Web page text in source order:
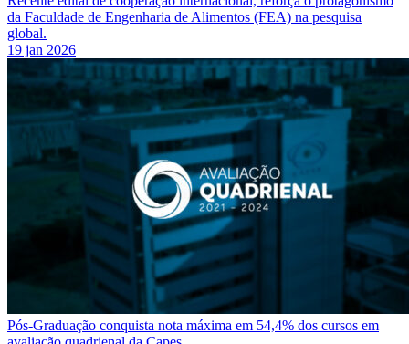
da Faculdade de Engenharia de Alimentos (FEA) na pesquisa
global.
19 jan 2026
Pós-Graduação conquista nota máxima em 54,4% dos cursos em